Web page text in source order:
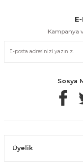
Kolay
Güvenli Paketleme
Kampanya
Sosya
Üyelik